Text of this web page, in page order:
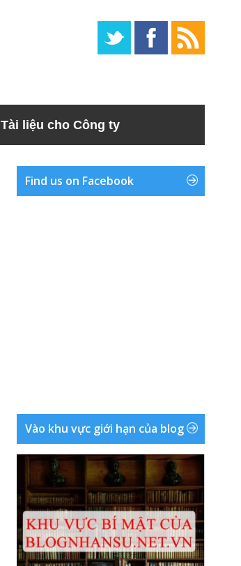
Tài liệu cho Công ty
Find us on Facebook
Vào khu vực giới hạn của blog